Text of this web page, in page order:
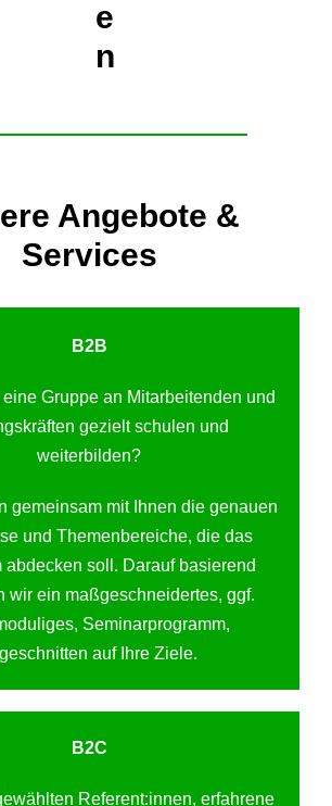
e
n
Angebote &
Services
B2B
Gruppe an Mitarbeitenden und
gezielt schulen und
weiterbilden?
gemeinsam mit Ihnen die genauen
und Themenbereiche, die das
abdecken soll. Darauf basierend
wir ein maßgeschneidertes, ggf.
Seminarprogramm,
auf Ihre Ziele.
B2C
Referent:innen, erfahrene